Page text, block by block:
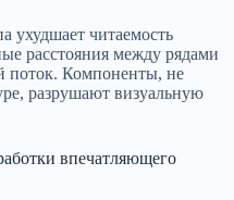
ухудшает читаемость
расстояния между рядами
поток. Компоненты, не
разрушают визуальную
впечатляющего